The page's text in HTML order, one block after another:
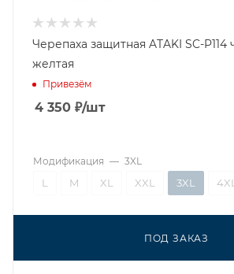
Черепаха защитная ATAKI SC-P114 черная/Hi-Viz
желтая
Привезём
4 350 ₽/шт
ПОД ЗАКАЗ
Модификация — 3XL
L M XL XXL 3XL 4XL